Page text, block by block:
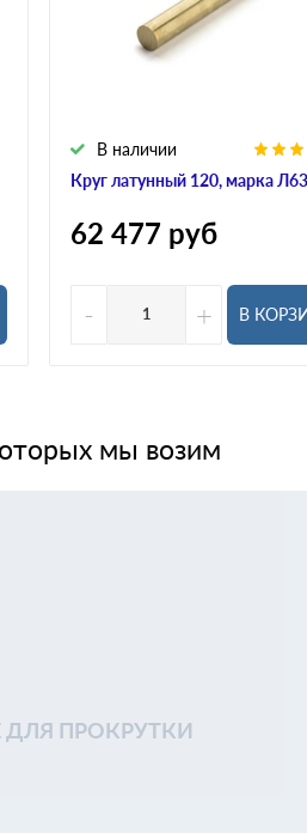
Круг латунный 120, марка Л63
В наличии
62 477 руб
- + В
мы возим
ПРОКРУТКИ